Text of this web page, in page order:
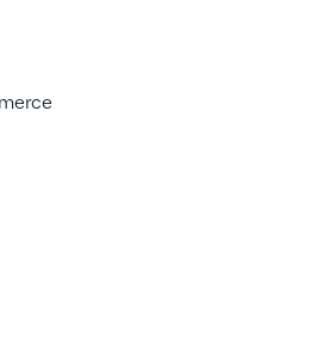
una piattaforma per la
più sicure,
Unitree Go2.